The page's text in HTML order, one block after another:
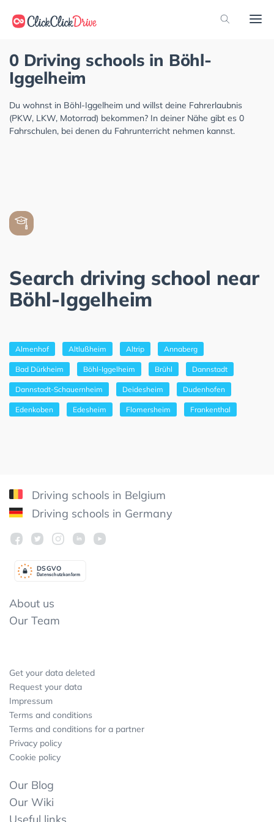
0 Driving schools in Böhl-
Iggelheim
Du wohnst in Böhl-Iggelheim und willst deine Fahrerlaubnis
(PKW, LKW, Motorrad) bekommen? In deiner Nähe gibt es 0
Fahrschulen, bei denen du Fahrunterricht nehmen kannst.
Search driving school near
Böhl-Iggelheim
Almenhof Altlußheim Altrip Annaberg
Bad Dürkheim Böhl-Iggelheim Brühl Dannstadt
Dannstadt-Schauernheim Deidesheim Dudenhofen
Edenkoben Edesheim Flomersheim Frankenthal
Driving schools in Belgium
Driving schools in Germany
Datenschutzkonform
DSGVO
About us
Our Team
Get your data deleted
Request your data
Impressum
Terms and conditions
Terms and conditions for a partner
Privacy policy
Cookie policy
Our Blog
Our Wiki